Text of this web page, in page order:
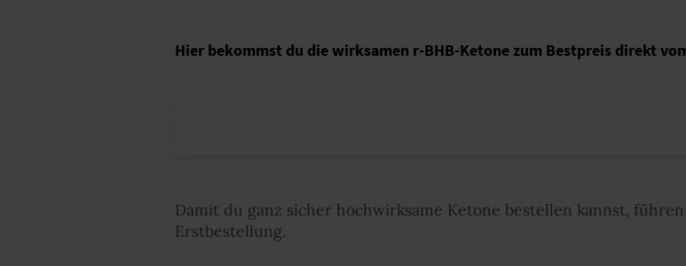
Hier bekommst du die wirksamen r-BHB-Ketone zum Bestpreis direkt
Damit du ganz sicher hochwirksame Ketone bestellen kannst,
Erstbestellung.